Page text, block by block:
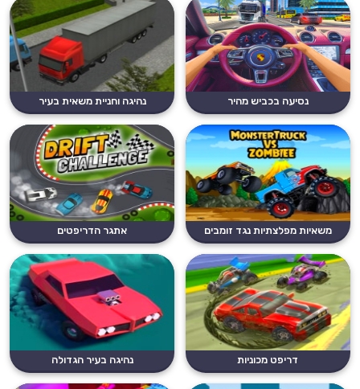
נסיעה בכביש מהיר נהיגה וחניית משאית בעיר
משאיות מפלצתיות נגד זומבים אתגר הדריפטים
דריפט מכוניות נהיגה בעיר הגדולה